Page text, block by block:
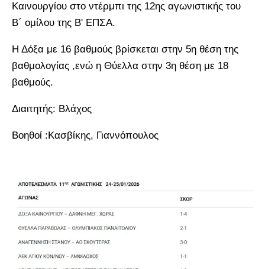
Καινουργίου στο ντέρμπι της 12ης αγωνιστικής του
Β΄ ομίλου της Β' ΕΠΣΑ.
Η Δόξα με 16 βαθμούς βρίσκεται στην 5η θέση της
βαθμολογίας ,ενώ η Θύελλα στην 3η θέση με 18
βαθμούς.
Διαιτητής: Βλάχος
Βοηθοί :Κασβίκης, Γιαννόπουλος